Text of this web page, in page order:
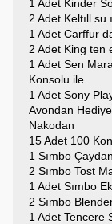
1 Adet Kinder
2 Adet Keltıll su
1 Adet Carffur
2 Adet King ten
1 Adet Sen
Konsolu ile
1 Adet Sony
Avondan
Nakodan
15 Adet 100
1 Sımbo
2 Sımbo Tost
1 Adet Sımbo
2 Sımbo
1 Adet Tencere